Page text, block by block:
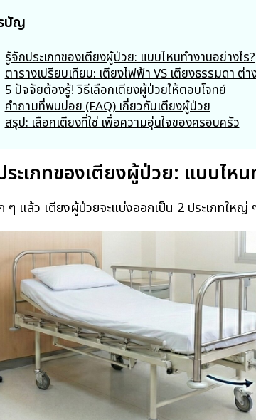
บัญ
รู้จักประเภทของเตียงผู้ป่วย: แบบไหนทำงานอย่างไร?
ตารางเปรียบเทียบ: เตียงไฟฟ้า VS เตียงธรรมดา ต่
5 ปัจจัยต้องรู้! วิธีเลือกเตียงผู้ป่วยให้ตอบโจทย์
คำถามที่พบบ่อย (FAQ) เกี่ยวกับเตียงผู้ป่วย
สรุป: เลือกเตียงที่ใช่ เพื่อความอุ่นใจของครอบครัว
ะเภทของเตียงผู้ป่วย: แบบไหน
ๆ แล้ว เตียงผู้ป่วยจะแบ่งออกเป็น 2 ประเภทใหญ่